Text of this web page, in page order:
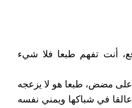
أنت تفهم طبعا فلا شيء
على مضض، طبعا هو لا يزعجه
في شباكها ويمني نفسه